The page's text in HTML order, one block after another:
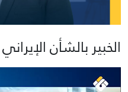
الخبير بالشأن